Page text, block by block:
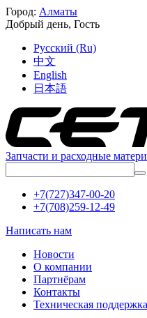
Город: Алматы
Добрый день, Гость
Русский (Ru)
中文
English
日本語
Запчасти и расходные
+7(727)347-00-20
+7(708)259-12-49
Написать нам
Новости
О компании
Партнёрам
Контакты
Техническая поддержка